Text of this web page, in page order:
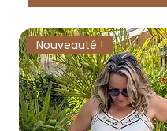
Nouveauté !